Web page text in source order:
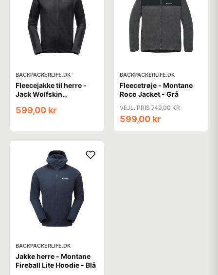
BACKPACKERLIFE.DK
Fleecejakke til herre -
Jack Wolfskin
- Sort
599,00 kr
BACKPACKERLIFE.DK
Fleecetrøje - Montane
Roco Jacket - Grå
VEJL. PRIS 749,00 KR
599,00 kr
BACKPACKERLIFE.DK
Jakke herre - Montane
Fireball Lite Hoodie - Blå